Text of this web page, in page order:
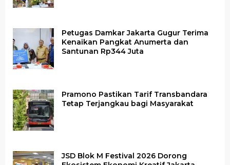
Petugas Damkar Jakarta Gugur Terima
Kenaikan Pangkat Anumerta dan
Santunan Rp344 Juta
Pramono Pastikan Tarif Transbandara
Tetap Terjangkau bagi Masyarakat
JSD Blok M Festival 2026 Dorong